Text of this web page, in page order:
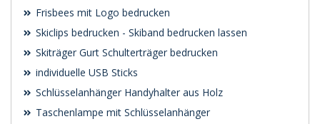
Frisbees mit Logo bedrucken
Skiclips bedrucken - Skiband bedrucken lassen
Skiträger Gurt Schulterträger bedrucken
individuelle USB Sticks
Schlüsselanhänger Handyhalter aus Holz
Taschenlampe mit Schlüsselanhänger